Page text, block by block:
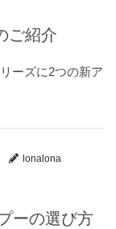
ご紹介
ーズに2つの新ア
lonalona
ーの選び方